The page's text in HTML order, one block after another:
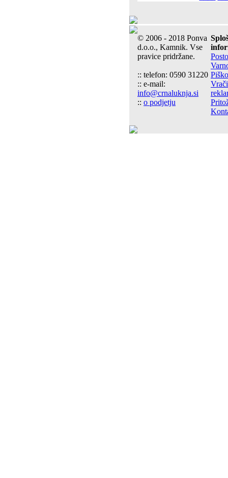
© 2006 - 2018 Ponva
d.o.o., Kamnik. Vse
pravice pridržane.
:: telefon: 0590 31220
:: e-mail:
info@crnaluknja.si
:: o podjetju